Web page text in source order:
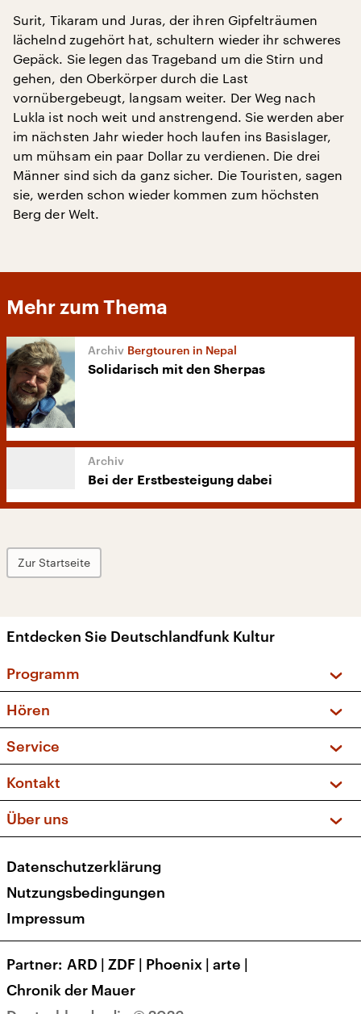
Surit, Tikaram und Juras, der ihren Gipfelträumen
lächelnd zugehört hat, schultern wieder ihr schweres
Gepäck. Sie legen das Trageband um die Stirn und
gehen, den Oberkörper durch die Last
vornübergebeugt, langsam weiter. Der Weg nach
Lukla ist noch weit und anstrengend. Sie werden aber
im nächsten Jahr wieder hoch laufen ins Basislager,
um mühsam ein paar Dollar zu verdienen. Die drei
Männer sind sich da ganz sicher. Die Touristen, sagen
sie, werden schon wieder kommen zum höchsten
Berg der Welt.
Mehr zum Thema
Bergtouren in Nepal
Solidarisch mit den Sherpas
Bei der Erstbesteigung dabei
Zur Startseite
Entdecken Sie Deutschlandfunk Kultur
Programm
Sendungen und Podcasts
Musikliste
Kakadu – Das Kinderprogramm
Hören
Frequenzen (UKW + DAB+)
Service
FAQ
Apps
Newsletter
Veranstaltungen
Kontakt
Social Media
Über uns
Presse
Karriere
Transparenz
Datenschutzerklärung
Nutzungsbedingungen
Impressum
Partner ARD | ZDF | Phoenix | arte |
Chronik der Mauer